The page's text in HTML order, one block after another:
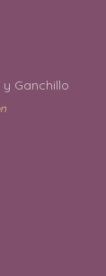
Ganchillo